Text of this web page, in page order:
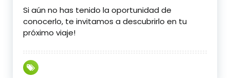
Si aún no has tenido la oportunidad de
conocerlo, te invitamos a descubrirlo en tu
próximo viaje!